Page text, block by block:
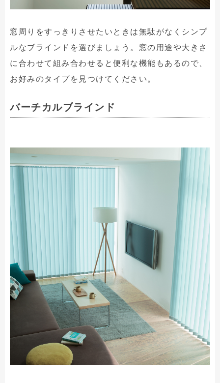
窓周りをすっきりさせたいときは無駄がなくシンプ
ルなブラインドを選びましょう。窓の用途や大きさ
に合わせて組み合わせると便利な機能もあるので、
お好みのタイプを見つけてください。
バーチカルブラインド